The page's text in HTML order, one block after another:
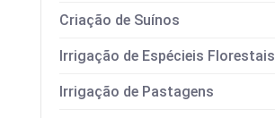
Infraestrutura
Criação de Suínos
Irrigação de Espécieis Florestais
Irrigação de Pastagens